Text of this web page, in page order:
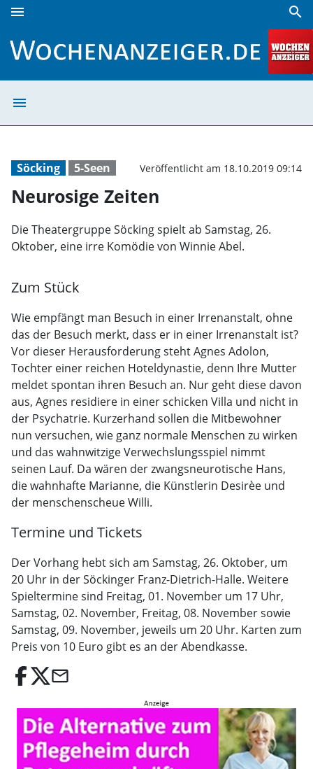
menu search
menu
Söcking 5-Seen Veröffentlicht am 18.10.2019 09:14
Neurosige Zeiten
Die Theatergruppe Söcking spielt ab Samstag, 26.
Oktober, eine irre Komödie von Winnie Abel.
Zum Stück
Wie empfängt man Besuch in einer Irrenanstalt, ohne
das der Besuch merkt, dass er in einer Irrenanstalt ist?
Vor dieser Herausforderung steht Agnes Adolon,
Tochter einer reichen Hoteldynastie, denn Ihre Mutter
meldet spontan ihren Besuch an. Nur geht diese davon
aus, Agnes residiere in einer schicken Villa und nicht in
der Psychatrie. Kurzerhand sollen die Mitbewohner
nun versuchen, wie ganz normale Menschen zu wirken
und das wahnwitzige Verwechslungsspiel nimmt
seinen Lauf. Da wären der zwangsneurotische Hans,
die wahnhafte Marianne, die Künstlerin Desirèe und
der menschenscheue Willi.
Termine und Tickets
Der Vorhang hebt sich am Samstag, 26. Oktober, um
20 Uhr in der Söckinger Franz-Dietrich-Halle. Weitere
Spieltermine sind Freitag, 01. November um 17 Uhr,
Samstag, 02. November, Freitag, 08. November sowie
Samstag, 09. November, jeweils um 20 Uhr. Karten zum
Preis von 10 Euro gibt es an der Abendkasse.
email